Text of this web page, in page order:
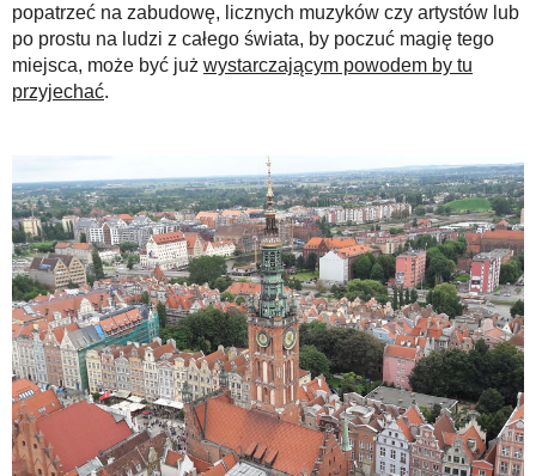
popatrzeć na zabudowę, licznych muzyków czy artystów lub
po prostu na ludzi z całego świata, by poczuć magię tego
miejsca, może być już wystarczającym powodem by tu
przyjechać.